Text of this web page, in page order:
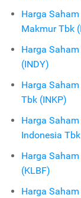
Harga
Makmur Tbk
Harga
(INDY)
Harga
Tbk (INKP)
Harga
Indonesia
Harga
(KLBF)
Harga